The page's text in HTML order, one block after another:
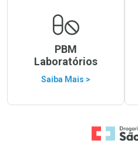
PBM
Laboratórios
Saiba Mais >
Ir para a